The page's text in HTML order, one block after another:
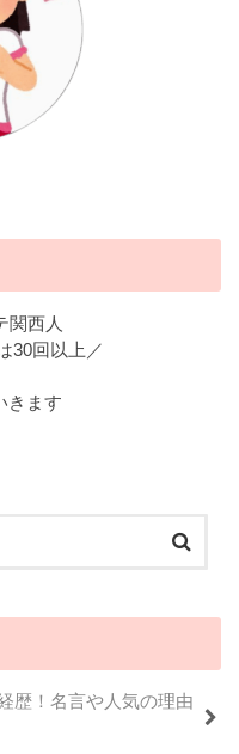
関西人
30回以上／
きます
歴！名言や人気の理由